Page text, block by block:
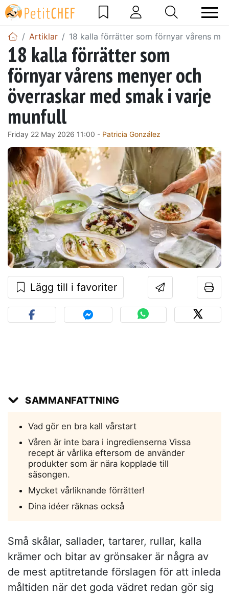
Artiklar 18 kalla förrätter som förnyar vårens
18 kalla förrätter som
förnyar vårens menyer och
överraskar med smak i varje
munfull
Friday 22 May 2026 11:00 - Patricia González
Lägg till i favoriter
SAMMANFATTNING
Vad gör en bra kall vårstart
Våren är inte bara i ingredienserna Vissa
recept är vårlika eftersom de använder
produkter som är nära kopplade till
säsongen.
Mycket vårliknande förrätter!
Dina idéer räknas också
Små skålar, sallader, tartarer, rullar, kalla
krämer och bitar av grönsaker är några av
de mest aptitretande förslagen för att inleda
måltiden när det goda vädret redan gör sig